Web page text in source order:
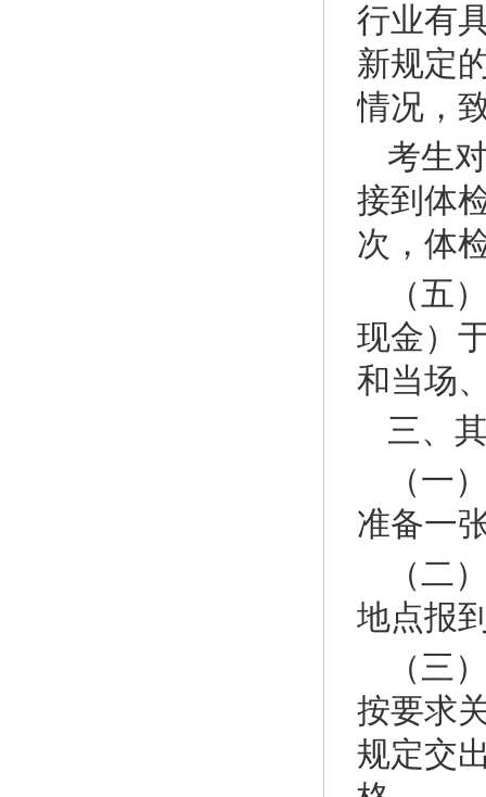
行业有
新规定
情况，
考生
接到体
次，体
（五
现金）
和当场
三、
（一
准备一
（二
地点报
（三
按要求
规定交